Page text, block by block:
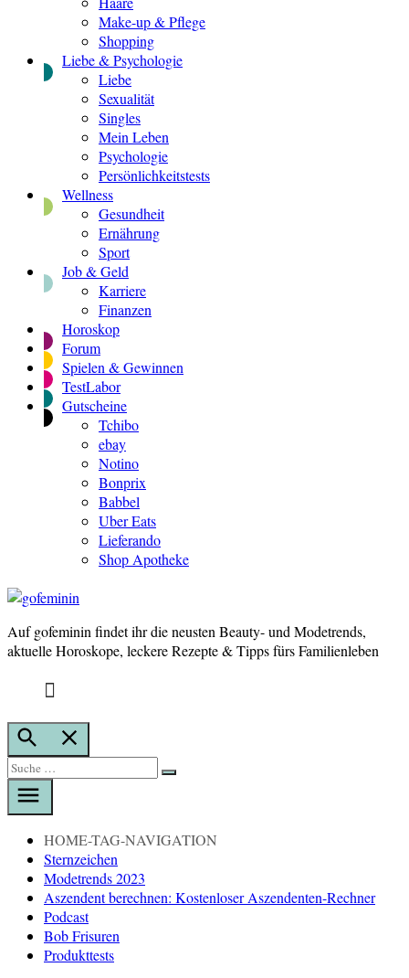
Make-up & Pflege
Shopping
Liebe & Psychologie
Liebe
Sexualität
Singles
Mein Leben
Psychologie
Persönlichkeitstests
Wellness
Gesundheit
Ernährung
Sport
Job & Geld
Karriere
Finanzen
Horoskop
Forum
Spielen & Gewinnen
TestLabor
Gutscheine
Tchibo
ebay
Notino
Bonprix
Babbel
Uber Eats
Lieferando
Shop Apotheke
gofeminin
Auf gofeminin findet ihr die neusten Beauty- und Modetrends,
aktuelle Horoskope, leckere Rezepte & Tipps fürs Familienleben
Suche
öffnen
Suche
nach:
Suche
HOME-TAG-NAVIGATION
Sternzeichen
Modetrends 2023
Aszendent berechnen: Kostenloser Aszendenten-Rechner
Podcast
Bob Frisuren
Produkttests